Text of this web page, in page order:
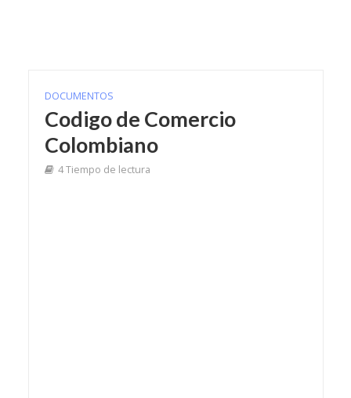
DOCUMENTOS
Codigo de Comercio
Colombiano
4 Tiempo de lectura